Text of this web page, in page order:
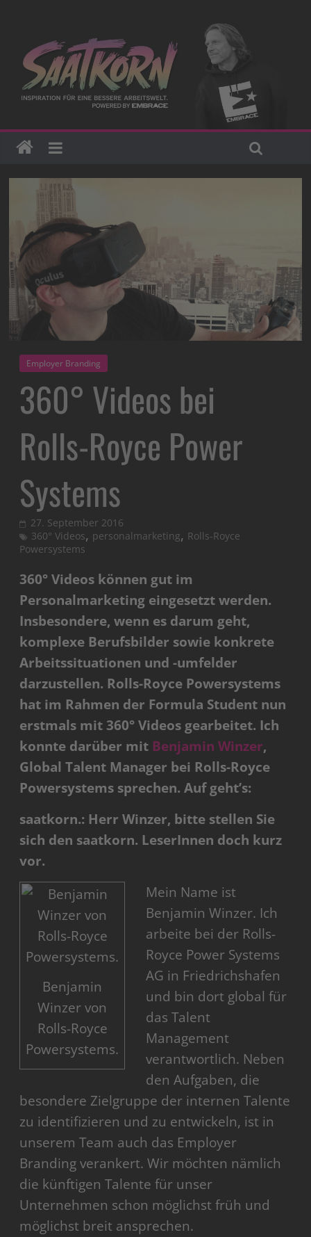
Employer Branding
360° Videos bei
Rolls-Royce Power
Systems
27. September 2016
360° Videos, personalmarketing, Rolls-Royce
Powersystems
360° Videos können gut im
Personalmarketing eingesetzt werden.
Insbesondere, wenn es darum geht,
komplexe Berufsbilder sowie konkrete
Arbeitssituationen und -umfelder
darzustellen. Rolls-Royce Powersystems
hat im Rahmen der Formula Student nun
erstmals mit 360° Videos gearbeitet. Ich
konnte darüber mit Benjamin Winzer,
Global Talent Manager bei Rolls-Royce
Powersystems sprechen. Auf geht’s:
saatkorn.: Herr Winzer, bitte stellen Sie
sich den saatkorn. LeserInnen doch kurz
vor.
Benjamin
Winzer von
Rolls-Royce
Powersystems.
Mein Name ist
Benjamin Winzer. Ich
arbeite bei der Rolls-
Royce Power Systems
AG in Friedrichshafen
und bin dort global für
das Talent
Management
verantwortlich. Neben
den Aufgaben, die
besondere Zielgruppe der internen Talente
zu identifizieren und zu entwickeln, ist in
unserem Team auch das Employer
Branding verankert. Wir möchten nämlich
die künftigen Talente für unser
Unternehmen schon möglichst früh und
möglichst breit ansprechen.